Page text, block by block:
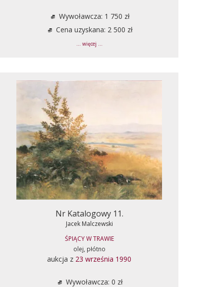
Wywoławcza: 1 750 zł
Cena uzyskana: 2 500 zł
... więcej ...
Nr Katalogowy 11.
Jacek Malczewski
ŚPIĄCY W TRAWIE
olej, płótno
aukcja z 23 września 1990
Wywoławcza: 0 zł